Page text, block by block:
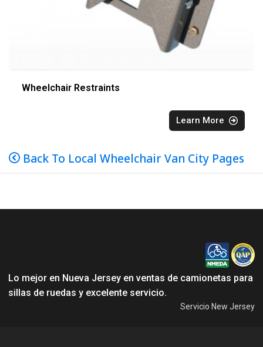
Wheelchair Restraints
Learn More
Back To Local Wheelchair Van City Pages
Lo mejor en Nueva Jersey en ventas de camionetas para
sillas de ruedas y excelente servicio.
Servicio New Jersey